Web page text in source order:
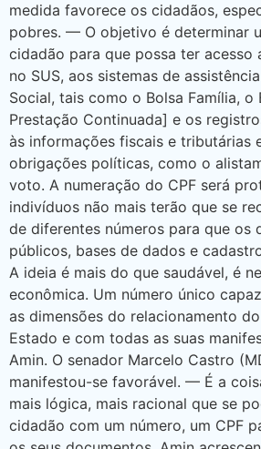
medida favorece os cidadãos,
pobres. — O objetivo é determinar
cidadão para que possa ter acesso
no SUS, aos sistemas de
Social, tais como o Bolsa Família, o
Prestação Continuada] e os
às informações fiscais e tributárias
obrigações políticas, como o
voto. A numeração do CPF será
indivíduos não mais terão que se
de diferentes números para que os
públicos, bases de dados e
A ideia é mais do que saudável, é
econômica. Um número único
as dimensões do relacionamento
Estado e com todas as suas
Amin. O senador Marcelo Castro
manifestou-se favorável. — É a
mais lógica, mais racional que se
cidadão com um número, um CPF